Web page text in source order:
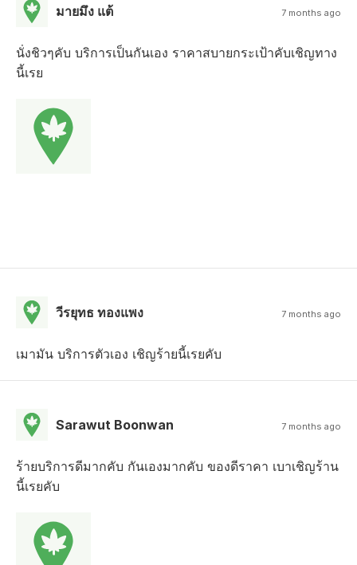
มายมึง แต้ 7 months ago
นั่งชิวๆคับ บริการเป็นกันเอง ราคาสบายกระเป้าคับเชิญทาง
นี้เรย
วีรยุทธ ทองแพง 7 months ago
เมามัน บริการตัวเอง เชิญร้ายนี้เรยคับ
Sarawut Boonwan 7 months ago
ร้ายบริการดีมากคับ กันเองมากคับ ของดีราคา เบาเชิญร้าน
นี้เรยคับ